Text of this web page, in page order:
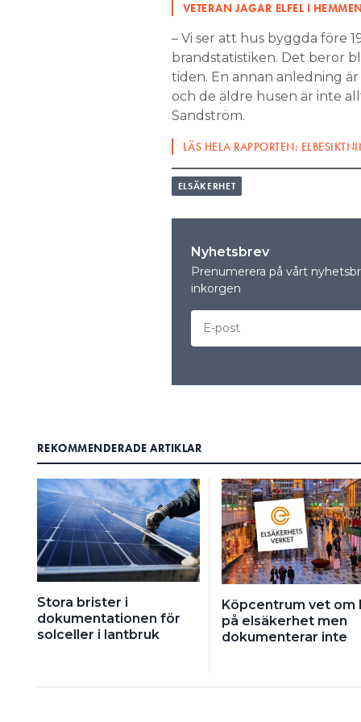
VETERAN JAGAR ELFEL I
– Vi ser att hus byggda före
brandstatistiken. Det beror
tiden. En annan anledning
och de äldre husen är inte
Sandström.
LÄS HELA RAPPORTEN:
ELSÄKERHET
Nyhetsbrev
Prenumerera på vårt
inkorgen
REKOMMENDERADE ARTIKLAR
Stora brister i
dokumentationen för
solceller i lantbruk
Köpcentrum vet om
på elsäkerhet men
dokumenterar inte